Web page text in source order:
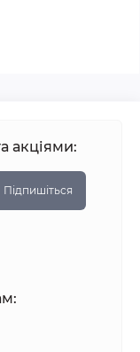
акціями:
Підпишіться